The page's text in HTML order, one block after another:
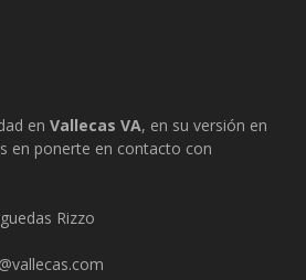
en Vallecas VA, en su versión en
en ponerte en contacto con
Rizzo